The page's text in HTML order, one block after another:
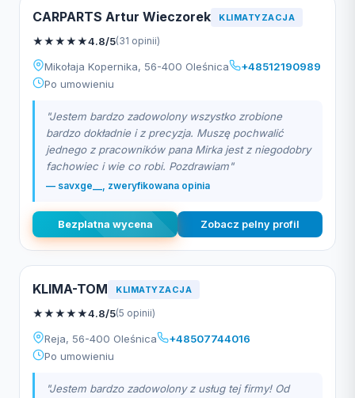
CARPARTS Artur Wieczorek KLIMATYZACJA
★★★★★4.8/5(31 opinii)
Mikołaja Kopernika, 56-400 Oleśnica
+48512190989
Po umowieniu
"Jestem bardzo zadowolony wszystko zrobione
bardzo dokładnie i z precyzja. Muszę pochwalić
jednego z pracowników pana Mirka jest z niegodobry
fachowiec i wie co robi. Pozdrawiam"
— savxge__, zweryfikowana opinia
Bezplatna wycena Zobacz pelny profil
KLIMA-TOM KLIMATYZACJA
★★★★★4.8/5(5 opinii)
Reja, 56-400 Oleśnica
+48507744016
Po umowieniu
"Jestem bardzo zadowolony z usług tej firmy! Od